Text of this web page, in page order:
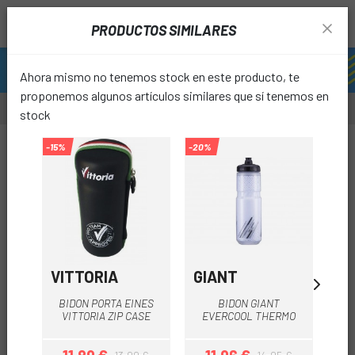
PRODUCTOS SIMILARES
Ahora mismo no tenemos stock en este producto, te
proponemos algunos artículos similares que sí tenemos en
stock
-15%
VITTORIA
BIDON PORTA EINES
VITTORIA ZIP CASE
-20%
GIANT
BIDON GIANT
EVERCOOL THERMO